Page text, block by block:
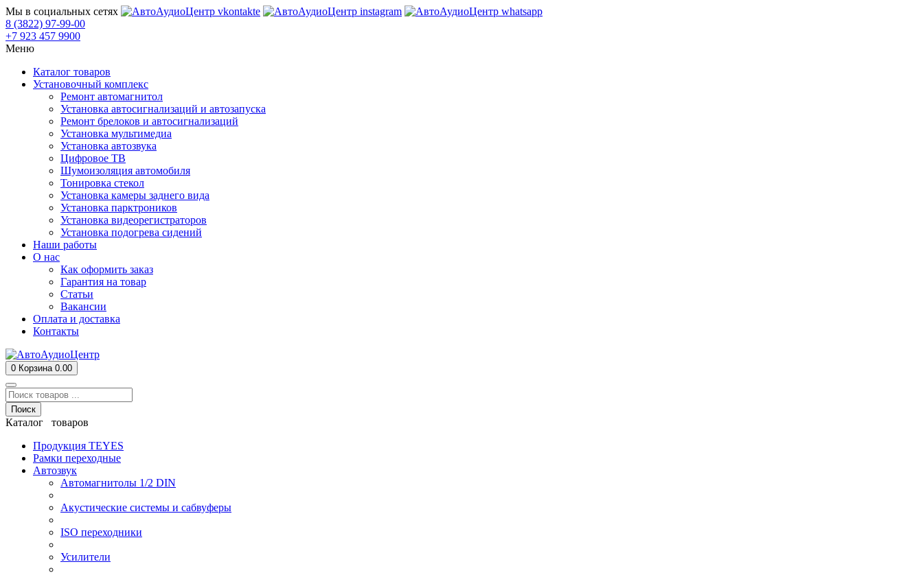
Мы в социальных сетях
8 (3822) 97-99-00
+7 923 457 9900
Меню
Каталог товаров
Установочный комплекс
Ремонт автомагнитол
Установка автосигнализаций и автозапуска
Ремонт брелоков и автосигнализаций
Установка мультимедиа
Установка автозвука
Цифровое ТВ
Шумоизоляция автомобиля
Тонировка стекол
Установка камеры заднего вида
Установка парктроников
Установка видеорегистраторов
Установка подогрева сидений
Наши работы
О нас
Как оформить заказ
Гарантия на товар
Статьи
Вакансии
Оплата и доставка
Контакты
0 Корзина 0.00
Поиск
Каталог товаров
Продукция TEYES
Рамки переходные
Автозвук
Автомагнитолы 1/2 DIN
Акустические системы и сабвуферы
ISO переходники
Усилители